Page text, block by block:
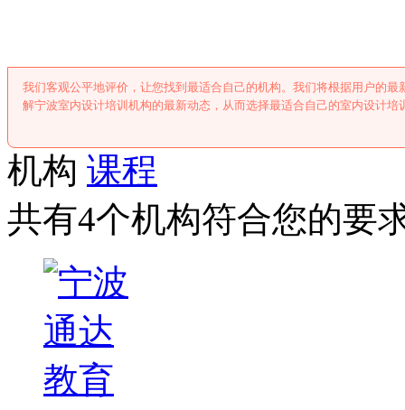
我们客观公平地评价，让您找到最适合自己的机构。我们将根据用户的
解宁波室内设计培训机构的最新动态，从而选择最适合自己的室内设计培
机构 课程
共有4个机构符合您的要